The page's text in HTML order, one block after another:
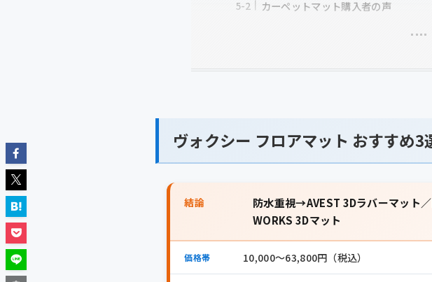
カーペットマット購入者の声
ヴォクシー フロアマット おすすめ3
結論
防水重視→AVEST 3Dラバーマット
WORKS 3Dマット
価格帯 10,000〜63,800円（税込）